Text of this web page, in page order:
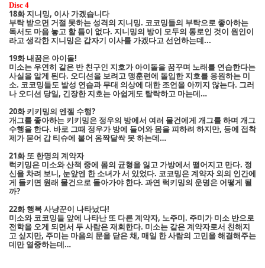
Disc 4
18화 지니밍, 이사 가겠습니다
부탁 받으면 거절 못하는 성격의 지니밍. 코코밍들의 부탁으로 좋아하는
독서도 마음 놓고 할 틈이 없다. 지니밍의 방이 모두의 통로인 것이 원인이
라고 생각한 지니밍은 갑자기 이사를 가겠다고 선언하는데...
19화 내꿈은 아이돌!
미소는 우연히 같은 반 친구인 지호가 아이돌을 꿈꾸며 노래를 연습한다는
사실을 알게 된다. 오디션을 보려고 맹훈련에 돌입한 지호를 응원하는 미
소. 코코밍들도 발성 연습과 무대 의상에 대한 조언을 아끼지 않는다. 그러
나 오디션 당일, 긴장한 지호는 아쉽게도 탈락하고 마는데…
20화 키키밍의 엔젤 수행?
개그를 좋아하는 키키밍은 정우의 방에서 여러 물건에게 개그를 하며 개그
수행을 한다. 바로 그때 정우가 방에 들어와 몸을 피하려 하지만, 등에 접착
제가 묻어 갑 티슈에 붙어 옴짝달싹 못 하는데…
21화 또 한명의 계약자
럭키밍은 미소와 산책 중에 몸의 균형을 잃고 가방에서 떨어지고 만다. 정
신을 차려 보니, 눈앞엔 한 소녀가 서 있었다. 코코밍은 계약자 외의 인간에
게 들키면 원래 물건으로 돌아가야 한다. 과연 럭키밍의 운명은 어떻게 될
까?
22화 행복 사냥꾼이 나타났다!
미소와 코코밍들 앞에 나타난 또 다른 계약자, 노주미. 주미가 미소 반으로
전학을 오게 되면서 두 사람은 재회한다. 미소는 같은 계약자로서 친해지
고 싶지만, 주미는 마음의 문을 닫은 채, 매일 한 사람의 고민을 해결해주는
데만 열중하는데…